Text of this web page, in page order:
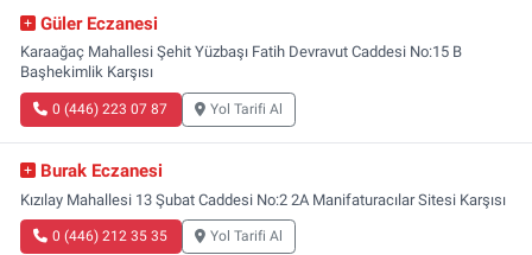
Güler Eczanesi
Karaağaç Mahallesi Şehit Yüzbaşı Fatih Devravut Caddesi No:15 B
Başhekimlik Karşısı
0 (446) 223 07 87 Yol Tarifi Al
Burak Eczanesi
Kızılay Mahallesi 13 Şubat Caddesi No:2 2A Manifaturacılar Sitesi Karşısı
0 (446) 212 35 35 Yol Tarifi Al